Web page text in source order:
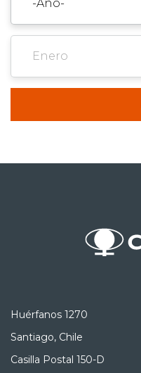
Huérfanos 1270
Santiago, Chile
Casilla Postal 150-D